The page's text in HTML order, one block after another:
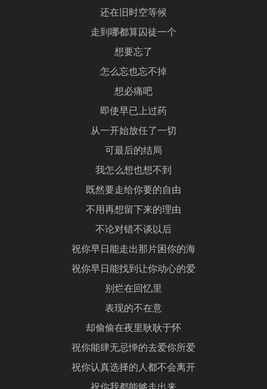
还在旧时空等候
走到哪都算囚徒一个
想要忘了
怎么忘也忘不掉
想必痛吧
即使早已上过药
从一开始放任了一切
可最后的结局
我怎么想也想不到
既然要走给你要的自由
不用再想留下来的理由
不论对错不谈以后
祝你早日能走出那片困你的海
祝你早日能找到让你动心的爱
别烂在回忆里
表现的不在意
却偷偷在夜里耿耿于怀
祝你能肆无忌惮的去爱你所爱
祝你认真选择的人都不会离开